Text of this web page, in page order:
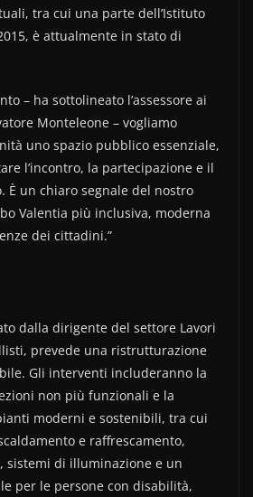
tra cui una parte dell’Istituto
è attualmente in stato di
– ha sottolineato l’assessore ai
Monteleone – vogliamo
uno spazio pubblico essenziale,
l’incontro, la partecipazione e il
È un chiaro segnale del nostro
Valentia più inclusiva, moderna
dei cittadini.”
dalla dirigente del settore Lavori
prevede una ristrutturazione
Gli interventi includeranno la
non più funzionali e la
moderni e sostenibili, tra cui
e raffrescamento,
sistemi di illuminazione e un
per le persone con disabilità,